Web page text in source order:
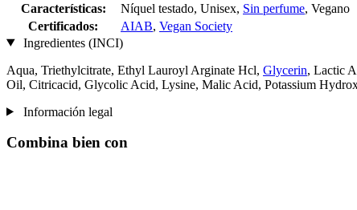
Características:
Níquel testado, Unisex, Sin perfume, Vegano
Certificados:
AIAB, Vegan Society
Ingredientes (INCI)
Aqua, Triethylcitrate, Ethyl Lauroyl Arginate Hcl, Glycerin, Lactic
Oil, Citricacid, Glycolic Acid, Lysine, Malic Acid, Potassium
Información legal
Combina bien con